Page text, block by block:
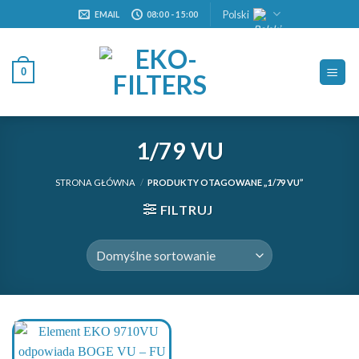
to
EMAIL 08:00 - 15:00 Polski
0
1/79 VU
STRONA GŁÓWNA / PRODUKTY OTAGOWANE „1/79 VU”
FILTRUJ